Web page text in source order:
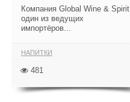
Компания Global Wine & Spirit,
один из ведущих
импортёров...
НАПИТКИ
481